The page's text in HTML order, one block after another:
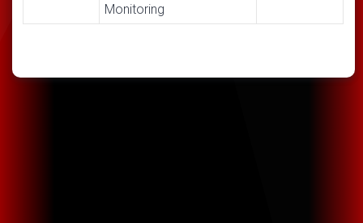
Monitoring